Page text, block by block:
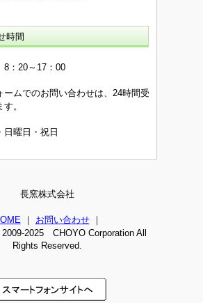
時間
20～17：00
ームでのお問い合わせは、24時間受
。
日曜日・祝日
長窯株式会社
｜ お問い合わせ｜
2025 CHOYO Corporation All
Rights Reserved.